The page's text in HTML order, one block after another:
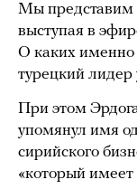
Мы представим
выступая в
О каких именно
турецкий лидер
При этом
упомянул имя
сирийского
«который имеет